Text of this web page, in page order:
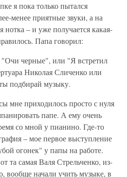
я пока только пытался
менее приятные звуки, а на
нотка – и уже получается какая-
Папа говорил:
черные", или "Я встретил
Николая Сличенко или
подбирай музыку.
мне приходилось просто с нуля
папе. А ему очень
со мной у пианино. Где-то
– мое первое выступление
огонек" у папы на работе.
та самая Валя Стрельченко, из-
вообще начали учить музыке, в